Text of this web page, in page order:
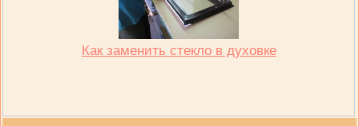
Как заменить стекло в духовке